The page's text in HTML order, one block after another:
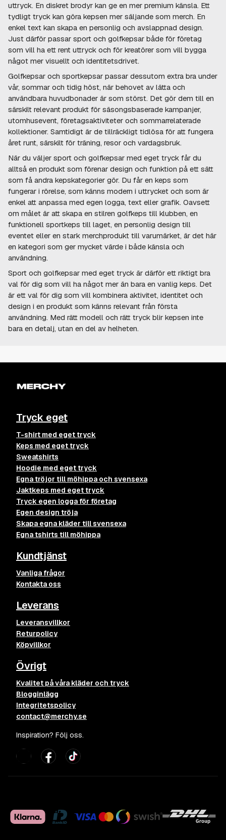
uttryck. En diskret brodyr kan ge en mer premium känsla. Ett
tydligt tryck kan göra kepsen mer säljande som merch. En
enkel text kan skapa en personlig och avslappnad design.
Just därför passar sport och golfkepsar både för företag
som vill ha ett rent uttryck och för kreatörer som vill bygga
något mer visuellt och identitetsdrivet.
Golfkepsar och sportkepsar passar dessutom extra bra under
vår, sommar och tidig höst, när behovet av lätta och
användbara huvudbonader är som störst. Det gör dem till en
särskilt relevant produkt för säsongsbaserade kampanjer,
utomhusevent, företagsaktiviteter och sommarrelaterade
kollektioner. Samtidigt är de tillräckligt tidlösa för att fungera
året runt, särskilt för träning, resor och vardagsbruk.
När du väljer sport och golfkepsar med eget tryck får du
alltså en produkt som förenar design och funktion på ett sätt
som få andra kepskategorier gör. Du får en keps som
fungerar i rörelse, som känns modern i uttrycket och som är
enkel att anpassa med egen logga, text eller grafik. Oavsett
om målet är att skapa en stilren golfkeps till klubben, en
funktionell sportkeps till laget, en personlig design till
eventet eller en stark merchprodukt till varumärket, är det här
en kategori som ger mycket värde i både känsla och
användning.
Sport och golfkepsar med eget tryck är därför ett riktigt bra
val för dig som vill ha något mer än bara en vanlig keps. Det
är ett val för dig som vill kombinera aktivitet, identitet och
design i en produkt som känns relevant från första
användning. Med rätt modell och rätt tryck blir kepsen inte
bara en detalj, utan en del av helheten.
Tryck eget
T-shirt med eget tryck
Keps med eget tryck
Sweatshirts
Hoodie med eget tryck
Egna tröjor till möhippa och svensexa
Jaktkeps med eget tryck
Tryck egen logga för företag
Egen design tröja
Skapa egna kläder till svensexa
Egna tshirts till möhippa
Kundtjänst
Vanliga frågor
Kontakta oss
Leverans
Leveransvillkor
Returpolicy
Köpvillkor
Övrigt
Kvalitet på våra kläder och tryck
Blogginlägg
Integritetspolicy
contact@merchy.se
Inspiration? Följ oss.